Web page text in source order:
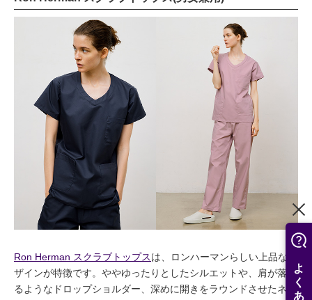
Ron Herman スクラブトップスは、ロンハーマンらしい上品なデ
ザインが特徴です。ややゆったりとしたシルエットや、肩が落ち
るようなドロップショルダー、深めに開きをラウンドさせたネッ